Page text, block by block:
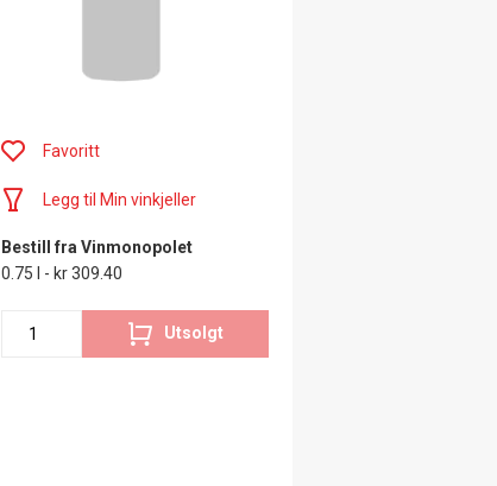
Favoritt
Legg til Min vinkjeller
Bestill fra Vinmonopolet
0.75 l - kr 309.40
Utsolgt